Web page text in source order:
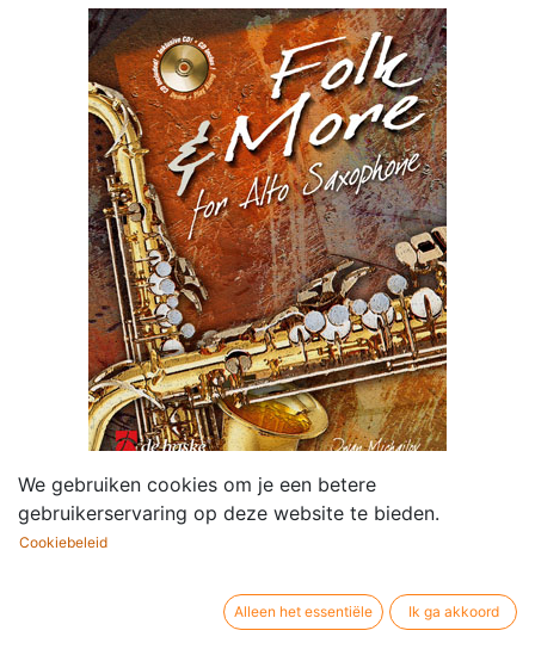
Folk & More
Altsaxofoon
We gebruiken cookies om je een betere
gebruikerservaring op deze website te bieden.
Cookiebeleid
Alleen het essentiële Ik ga akkoord